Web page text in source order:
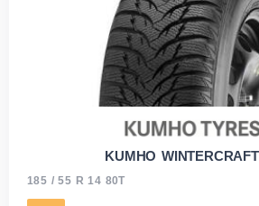
KUMHO
185 / 55 R 14 80T